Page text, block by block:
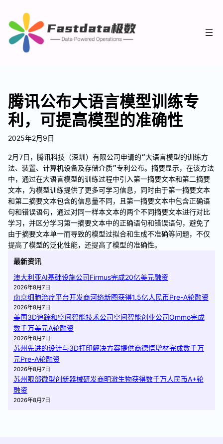
腾讯公布大语言模型训练专
利，可提高模型的准确性
2025年2月9日
2月7日，腾讯科技（深圳）有限公司申请的“大语言模型的训练方
法、装置、计算机设备及存储介质”专利公布。摘要显示，在该方法
中，通过在大语言模型的训练过程中引入第一摘要文本和第二摘要
文本，为模型训练提供了更多可学习信息，同时由于第一摘要文本
和第二摘要文本包含的信息量不同，且第一摘要文本中包含正确语
句和错误语句，通过对同一样本文本的两个不同摘要文本进行对比
学习，并区分学习第一摘要文本中的正确语句和错误语句，避免了
由于摘要文本单一而导致的模型过拟合和生成不准确等问题，不仅
提高了模型的泛化性能，还提高了模型的准确性。
最新资讯
澳大利亚AI基础设施公司Firmus完成20亿美元融资
2026年8月7日
南京细胞治疗平台开发商河络新图获得1.5亿人民币Pre-A轮融资
2026年8月7日
美国3D追踪和空间智能技术公司空间智能创业公司Ommo完成
数千万美元A轮融资
2026年8月7日
苏州先进的设计与3D打印解决方案提供商德悟增材完成数千万
元Pre-A轮融资
2026年8月7日
苏州眼部微型创新器械研发商明澈生物获得数千万人民币A+轮
融资
2026年8月7日